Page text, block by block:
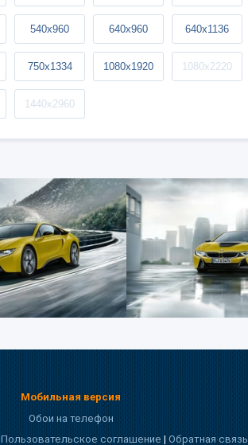
540x960 640x960 640x1136
750x1334 1080x1920 1080x2220
1440x2960
Мобильная версия
Обои на телефон
Пользовательское соглашение|Обратная связь